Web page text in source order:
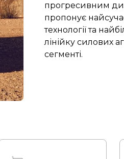
прогресивним
пропонує
технології та
лінійку силових
сегменті.